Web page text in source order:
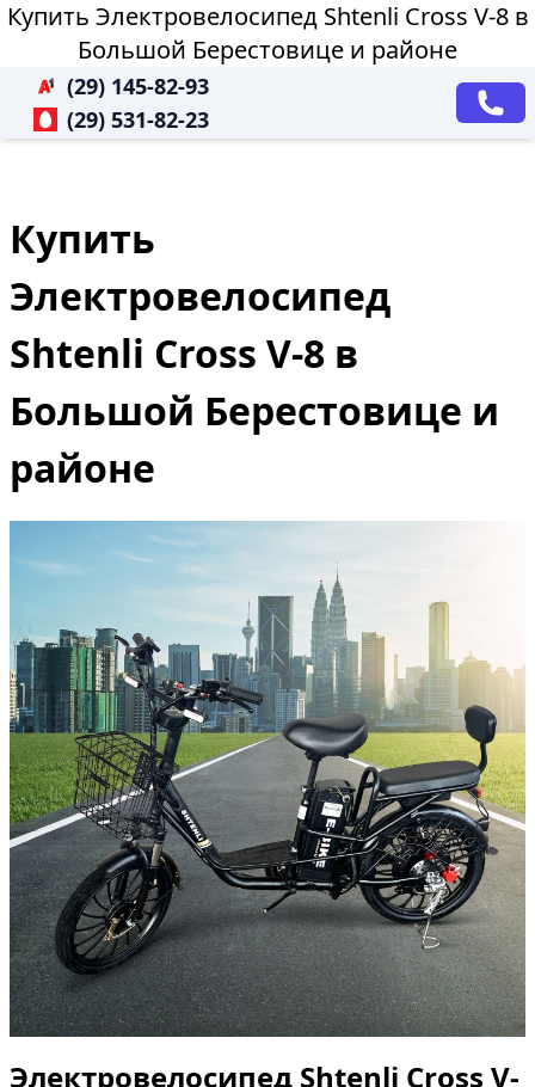
Купить Электровелосипед Shtenli Cross V-8 в
Большой Берестовице и районе
(29) 145-82-93
(29) 531-82-23
Купить
Электровелосипед
Shtenli Cross V-8 в
Большой Берестовице и
районе
Электровелосипед Shtenli Cross V-